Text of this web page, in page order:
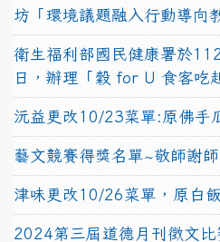
坊「環境議題融入行動導向
衛生福利部國民健康署於
日，辦理「穀 for U 食客吃
沅益更改10/23菜單:原佛手
藝文競賽得獎名單~敬師謝
津味更改10/26菜單，原白
2024第三屆道德月刊徵文比